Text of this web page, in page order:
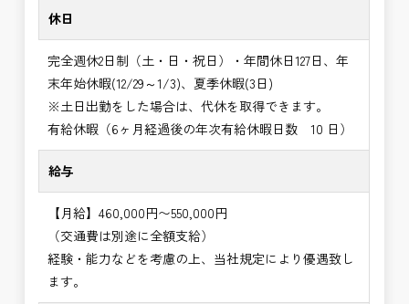
休日
完全週休2日制（土・日・祝日）・年間休日127日、年
末年始休暇(12/29～1/3)、夏季休暇(3日)
※土日出勤をした場合は、代休を取得できます。
有給休暇（6ヶ月経過後の年次有給休暇日数 10 日）
給与
【月給】460,000円〜550,000円
（交通費は別途に全額支給）
経験・能力などを考慮の上、当社規定により優遇致し
ます。